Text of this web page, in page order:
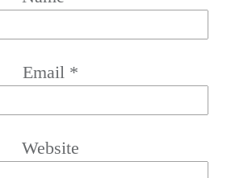
Email *
Website